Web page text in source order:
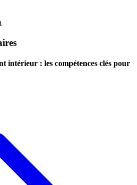
intérieur : les compétences clés pour